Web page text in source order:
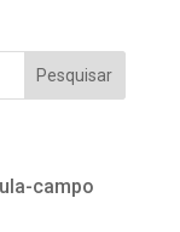
campo